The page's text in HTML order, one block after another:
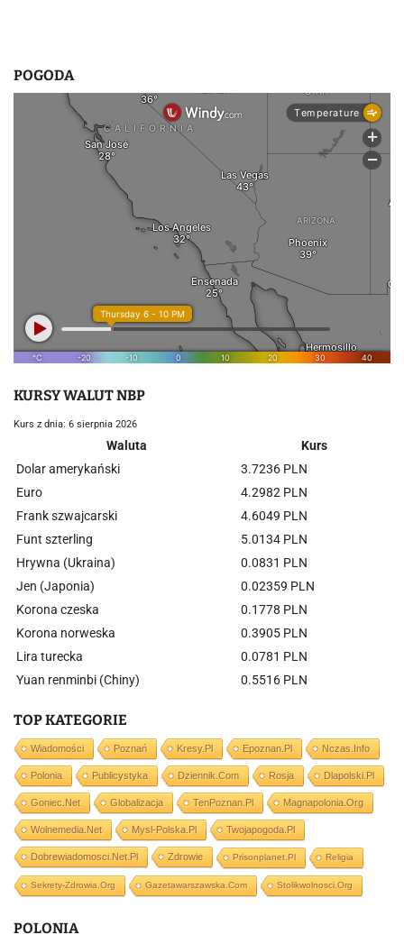
POGODA
KURSY WALUT NBP
Kurs z dnia: 6 sierpnia 2026
Waluta
Kurs
Dolar amerykański
3.7236 PLN
Euro
4.2982 PLN
Frank szwajcarski
4.6049 PLN
Funt szterling
5.0134 PLN
Hrywna (Ukraina)
0.0831 PLN
Jen (Japonia)
0.02359 PLN
Korona czeska
0.1778 PLN
Korona norweska
0.3905 PLN
Lira turecka
0.0781 PLN
Yuan renminbi (Chiny)
0.5516 PLN
TOP KATEGORIE
Wiadomości Poznań Kresy.pl Epoznan.pl Nczas.info
Polonia Publicystyka Dziennik.com Rosja Dlapolski.pl
Goniec.net Globalizacja TenPoznan.pl Magnapolonia.org
Wolnemedia.net Mysl-Polska.pl Twojapogoda.pl
Dobrewiadomosci.net.pl Zdrowie Prisonplanet.pl Religia
Sekrety-Zdrowia.org Gazetawarszawska.com Stolikwolnosci.org
POLONIA